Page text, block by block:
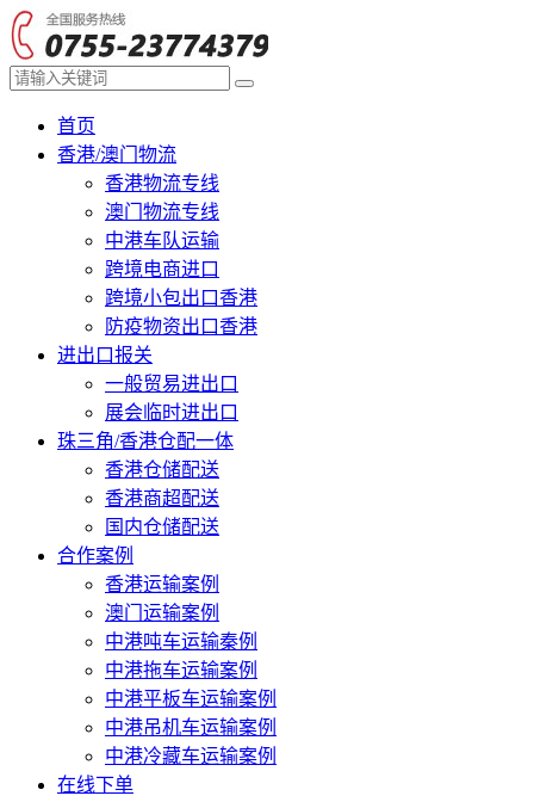
首页
香港/澳门物流
香港物流专线
澳门物流专线
中港车队运输
跨境电商进口
跨境小包出口香港
防疫物资出口香港
进出口报关
一般贸易进出口
展会临时进出口
珠三角/香港仓配一体
香港仓储配送
香港商超配送
国内仓储配送
合作案例
香港运输案例
澳门运输案例
中港吨车运输秦例
中港拖车运输案例
中港平板车运输案例
中港吊机车运输案例
中港冷藏车运输案例
在线下单